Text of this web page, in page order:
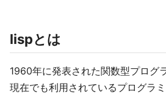
lispとは
1960年に発表された関数型プログ
現在でも利用されているプログラ